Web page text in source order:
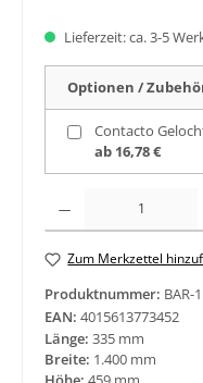
Lieferzeit: ca. 3-5
Optionen /
Contacto
ab 16,78 €
Produkt Anzahl: Gib den
Zum Merkzettel
Produktnummer: BAR-
EAN: 4015613773452
Länge: 335 mm
Breite: 1.400 mm